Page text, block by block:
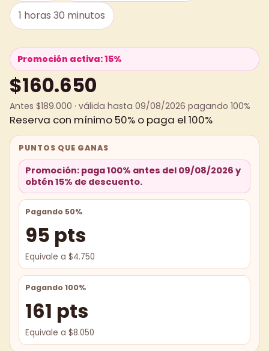
1 horas 30 minutos
Promoción activa: 15%
$160.650
Antes $189.000 · válida hasta 09/08/2026 pagando 100%
Reserva con mínimo 50% o paga el 100%
PUNTOS QUE GANAS
Promoción: paga 100% antes del 09/08/2026 y
obtén 15% de descuento.
Pagando 50%
95 pts
Equivale a $4.750
Pagando 100%
161 pts
Equivale a $8.050